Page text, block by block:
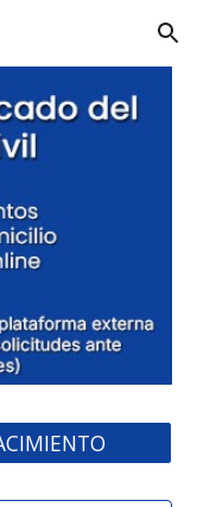
Skip to navigation